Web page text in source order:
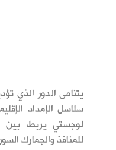
يتنامى الدور الذي
سلاسل الإمداد
لوجستي يربط بين
للمنافذ والجمارك